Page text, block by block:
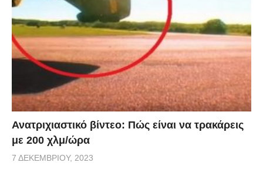
Ανατριχιαστικό βίντεο: Πώς είναι να τρακάρεις
με 200 χλμ/ώρα
7 ΔΕΚΕΜΒΡΊΟΥ, 2023